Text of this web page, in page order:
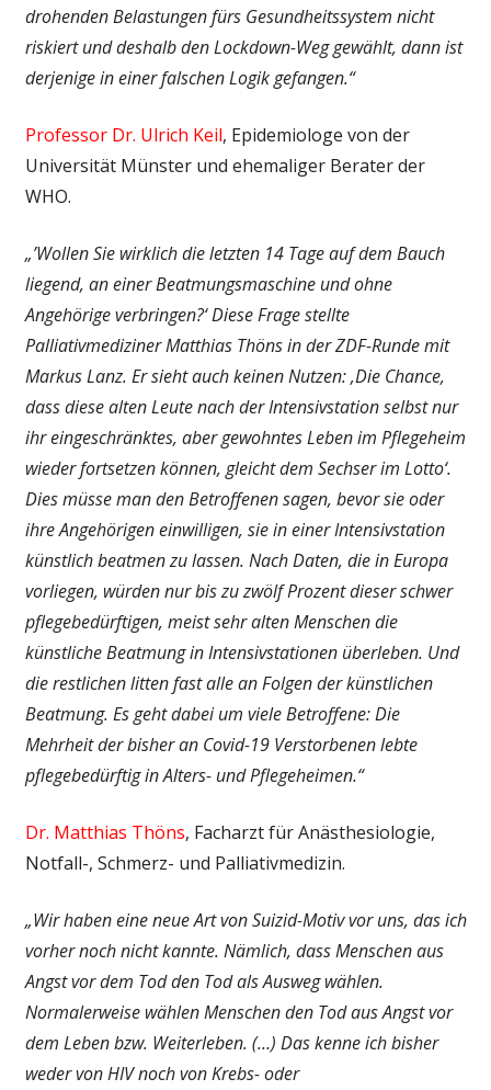
drohenden Belastungen fürs Gesundheitssystem nicht
riskiert und deshalb den Lockdown-Weg gewählt, dann ist
derjenige in einer falschen Logik gefangen.“
Professor Dr. Ulrich Keil, Epidemiologe von der
Universität Münster und ehemaliger Berater der
WHO.
„’Wollen Sie wirklich die letzten 14 Tage auf dem Bauch
liegend, an einer Beatmungsmaschine und ohne
Angehörige verbringen?‘ Diese Frage stellte
Palliativmediziner Matthias Thöns in der ZDF-Runde mit
Markus Lanz. Er sieht auch keinen Nutzen: ‚Die Chance,
dass diese alten Leute nach der Intensivstation selbst nur
ihr eingeschränktes, aber gewohntes Leben im Pflegeheim
wieder fortsetzen können, gleicht dem Sechser im Lotto‘.
Dies müsse man den Betroffenen sagen, bevor sie oder
ihre Angehörigen einwilligen, sie in einer Intensivstation
künstlich beatmen zu lassen. Nach Daten, die in Europa
vorliegen, würden nur bis zu zwölf Prozent dieser schwer
pflegebedürftigen, meist sehr alten Menschen die
künstliche Beatmung in Intensivstationen überleben. Und
die restlichen litten fast alle an Folgen der künstlichen
Beatmung. Es geht dabei um viele Betroffene: Die
Mehrheit der bisher an Covid-19 Verstorbenen lebte
pflegebedürftig in Alters- und Pflegeheimen.“
Dr. Matthias Thöns, Facharzt für Anästhesiologie,
Notfall-, Schmerz- und Palliativmedizin.
„Wir haben eine neue Art von Suizid-Motiv vor uns, das ich
vorher noch nicht kannte. Nämlich, dass Menschen aus
Angst vor dem Tod den Tod als Ausweg wählen.
Normalerweise wählen Menschen den Tod aus Angst vor
dem Leben bzw. Weiterleben. (…) Das kenne ich bisher
weder von HIV noch von Krebs- oder